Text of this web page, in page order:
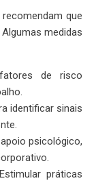
que
medidas
de risco
identificar sinais
psicológico,
práticas